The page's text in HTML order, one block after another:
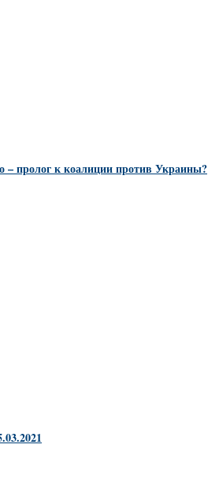
– пролог к коалиции против Украины?